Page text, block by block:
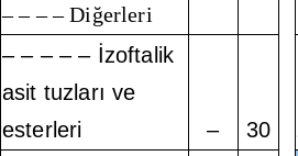
– – – – Diğerleri
– – – – – İzoftalik
asit tuzları ve
esterleri
– 30